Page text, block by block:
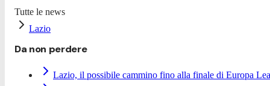
Tutte le news
Lazio
Da non perdere
Lazio, il possibile cammino fino alla finale di Europa